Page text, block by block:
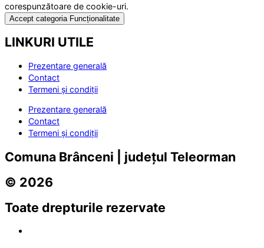
corespunzătoare de cookie-uri.
Accept categoria Funcționalitate
LINKURI UTILE
Prezentare generală
Contact
Termeni și condiții
Prezentare generală
Contact
Termeni și condiții
Comuna Brânceni | județul Teleorman
© 2026
Toate drepturile rezervate